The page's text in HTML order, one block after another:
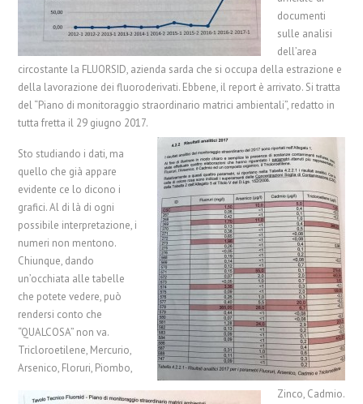
documenti
sulle analisi
dell’area
circostante la FLUORSID, azienda sarda che si occupa della estrazione e
della lavorazione dei fluoroderivati. Ebbene, il report è arrivato. Si tratta
del “Piano di monitoraggio straordinario matrici ambientali”, redatto in
tutta fretta il 29 giugno 2017.
Sto studiando i dati, ma
quello che già appare
evidente ce lo dicono i
grafici. Al di là di ogni
possibile interpretazione, i
numeri non mentono.
Chiunque, dando
un’occhiata alle tabelle
che potete vedere, può
rendersi conto che
“QUALCOSA” non va.
Tricloroetilene, Mercurio,
Arsenico, Floruri, Piombo,
Zinco, Cadmio.